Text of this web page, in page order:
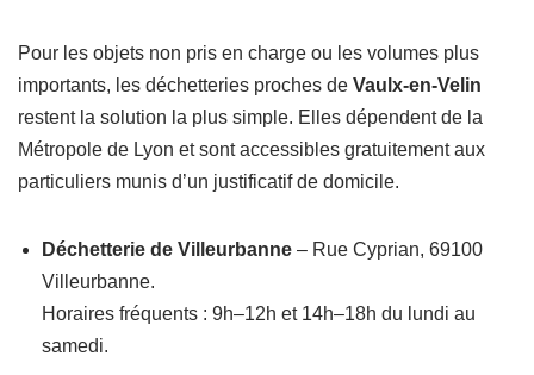
Pour les objets non pris en charge ou les volumes plus
importants, les déchetteries proches de Vaulx-en-Velin
restent la solution la plus simple. Elles dépendent de la
Métropole de Lyon et sont accessibles gratuitement aux
particuliers munis d’un justificatif de domicile.
Déchetterie de Villeurbanne – Rue Cyprian, 69100
Villeurbanne.
Horaires fréquents : 9h–12h et 14h–18h du lundi au
samedi.